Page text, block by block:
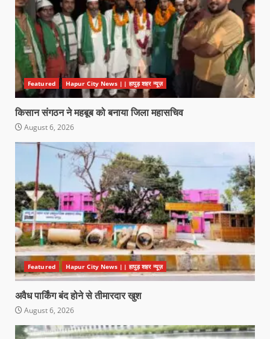
Featured Hapur City News || हापुड़ शहर न्यूज़
किसान संगठन ने महबूब को बनाया जिला महासचिव
August 6, 2026
Featured Hapur City News || हापुड़ शहर न्यूज़
अवैध पार्किंग बंद होने से तीमारदार खुश
August 6, 2026